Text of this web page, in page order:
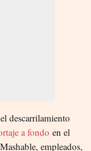
descarrilamiento
a fondo en el
empleados,